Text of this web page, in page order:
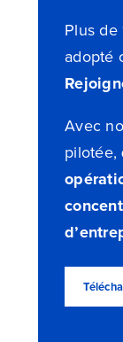
Plus
adopté
Avec
pilotée,